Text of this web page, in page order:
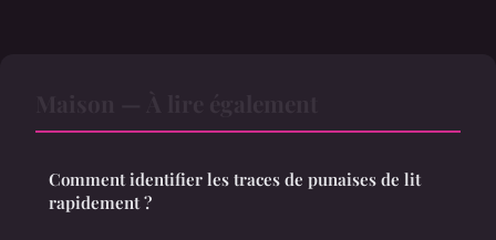
Comment identifier les traces de punaises de lit
rapidement ?